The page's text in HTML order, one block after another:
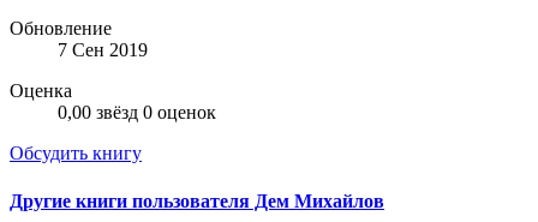
Обновление
7 Сен 2019
Оценка
0,00 звёзд 0 оценок
Обсудить книгу
Другие книги пользователя Дем Михайлов